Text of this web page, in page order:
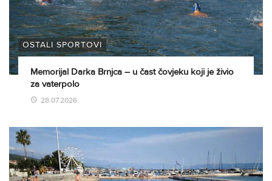
OSTALI SPORTOVI
Memorijal Darka Brnjca – u čast čovjeku koji je živio
za vaterpolo
28.07.2026